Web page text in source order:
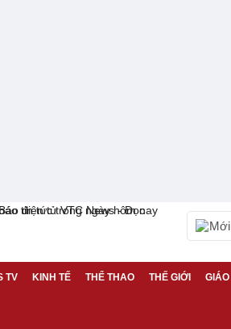
TV KINH TẾ THỂ THAO THẾ GIỚI